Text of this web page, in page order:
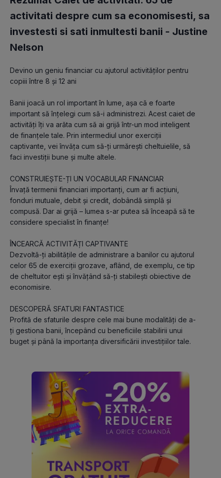
activitati despre cum sa economisesti, sa
investesti si sati inmultesti banii - Justine
Nelson
Devino un geniu financiar cu ajutorul activităților pentru
copiii între 8 și 12 ani
Banii joacă un rol important în lume, așa că e foarte
important să înțelegi cum să-i administrezi. Acest caiet de
activități îți va arăta cum să ai grijă într-un mod inteligent
de finanțele tale. Prin intermediul unor exerciții
captivante, vei învăța cum să-ți urmărești cheltuielile, să
faci investiții bune și multe altele.
CONSTRUIEȘTE-ȚI UN VOCABULAR FINANCIAR
Învață termenii financiari importanți, cum ar fi acțiuni,
fonduri mutuale, debit și credit, dobândă simplă și
compusă. Dar ai grijă – lumea s-ar putea să înceapă să te
considere specialist în finanțe!
ÎNCEARCĂ ACTIVITĂȚI CAPTIVANTE
Dezvoltă-ți abilitățile de administrare a banilor cu ajutorul
celor 65 de exerciții grozave, aflând, de exemplu, ce tip
de cheltuitor ești și învățând să-ți stabilești obiective de
economisire.
DESCOPERĂ SFATURI FANTASTICE
Profită de sfaturile despre cele mai bune modalități de a-
ți gestiona banii, începând cu beneficiile stabilirii unui
buget și până la importanța diversificării investițiilor tale.